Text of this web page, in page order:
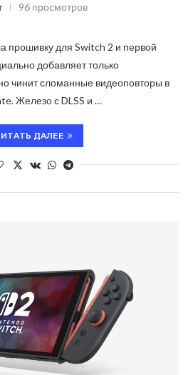
96 просмотров
прошивку для Switch 2 и первой
добавляет только
чинит сломанные видеоповторы в
Железо с DLSS и …
ДАЛЕЕ